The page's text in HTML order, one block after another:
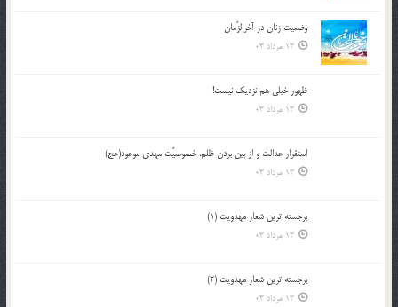
وضعیت زنان در آخرالزّمان
13 مرداد 03
ظهور خیلی هم نزدیک نیست!
13 مرداد 03
استقرار عدالت و از بين بردن ظلم، خصوصيّت مهدي موعود(عج)
13 مرداد 03
برجسته ترين شعار مهدويت (1)
13 مرداد 03
برجسته ترين شعار مهدويت (2)
13 مرداد 03